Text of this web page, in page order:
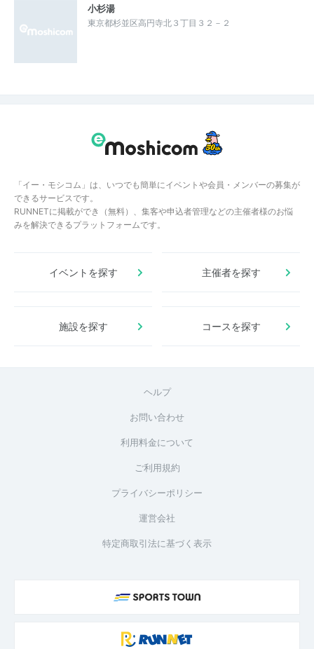
小杉湯
東京都杉並区高円寺北３丁目３２－２
「イー・モシコム」は、いつでも簡単にイベントや会員・メンバーの募集が
できるサービスです。
RUNNETに掲載ができ（無料）、集客や申込者管理などの主催者様のお悩
みを解決できるプラットフォームです。
イベントを探す 主催者を探す
施設を探す コースを探す
ヘルプ
お問い合わせ
利用料金について
ご利用規約
プライバシーポリシー
運営会社
特定商取引法に基づく表示